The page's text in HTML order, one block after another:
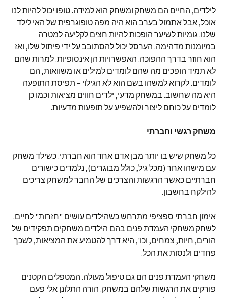
לילדים, החיים הם משחק ומשחק הוא למידה. טופו יכול להיות לנו
אוכל, אבל אתמול בערב הוא היה מפה טופוגרפית של האי לילד
שלנו. גומיות לשיער הופכות להיות חצים לקליעה למטרה
במיומנות מדהימה. הערסל יכול להסתובב על ידי פיתול שלו, ואז
הוא חוזר בדרך ההפוכה. האפשרויות הן אינסופיות. למרות שהם
לא תמיד הופכים מה שהם לומדים למילים או משוואות, הם
לומדים. לקרוא למשהו בשם הוא לא הגילוי – תפיסת התופעה
היא מה שחשוב. במשחק מדעי, ילדים חווים מציאות וכמו כן
לומדים על כוחם ליצור ולהשפיע על תופעות מדעיות.
משחק רגשי וחברתי
כל משחק שיש בו יותר מבן אדם אחד הוא חברתי. כשילד משחק
עם מישהו אחר (מכל גיל, כולל מבוגרים), נלמדים כישורים
חברתיים כאשר הרגשות והצרכים של החבר למשחק צריכים
להילקח בחשבון.
אימון חברתי ספציפי מתרחש כשהילדים עושים "חזרות" לחיים.
לשחק משחקי העמדת פנים בהם הילדים משחקים תפקידים של
הורים, חיות, צמחים, וכו', היא דרך להטמיע את המציאות, לשכך
פחדים ולנסות את הכל.
משחקי העמדת פנים הם גם טיפול מעולה. המטפלים הקטנים
פורקים את הרגשות שלהם במשחק. הורה התלונן אלי פעם